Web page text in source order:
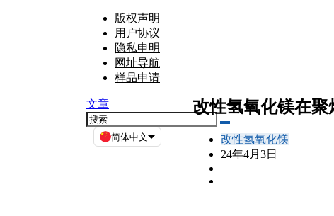
版权声明
用户协议
隐私申明
网址导航
样品申请
文章
简体中文
改性氢氧化镁在
改性氢氧化镁
24年4月3日